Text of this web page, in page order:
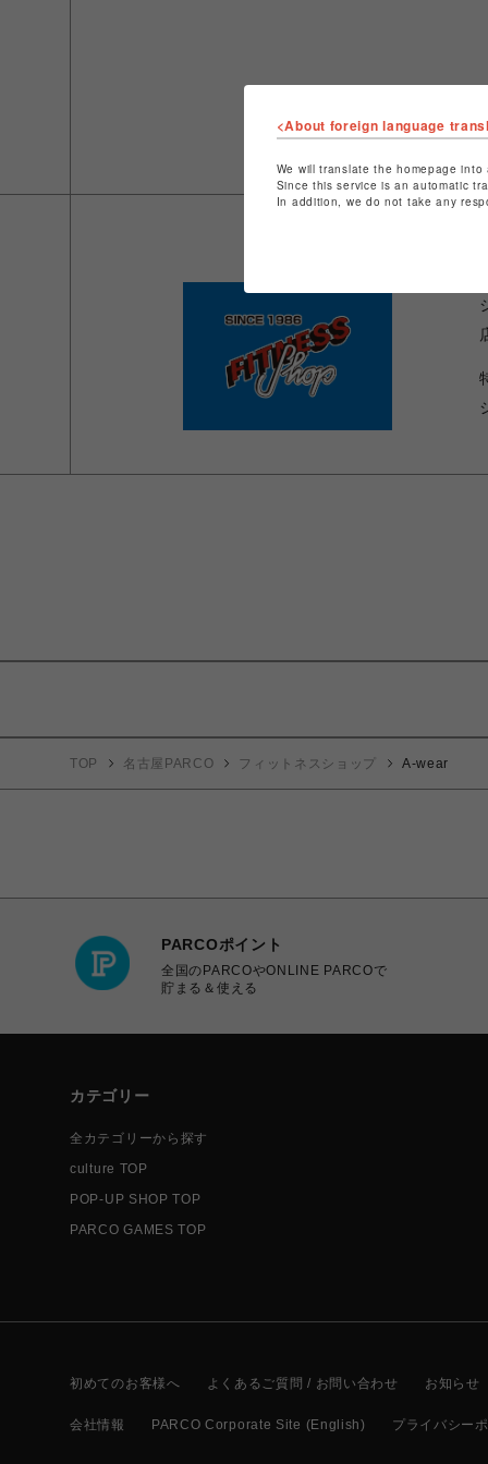
TOP 名古屋PARCO フィットネスショップ A-wear
PARCOポイント
全国のPARCOやONLINE PARCOで
貯まる＆使える
カテゴリー
全カテゴリーから探す
culture TOP
POP-UP SHOP TOP
PARCO GAMES TOP
初めてのお客様へ よくあるご質問 / お問い合わせ お知らせ
会社情報 PARCO Corporate Site (English) プライバシー
<About foreign language
We will translate the homepage
Since this service is an automatic
In addition, we do not take any